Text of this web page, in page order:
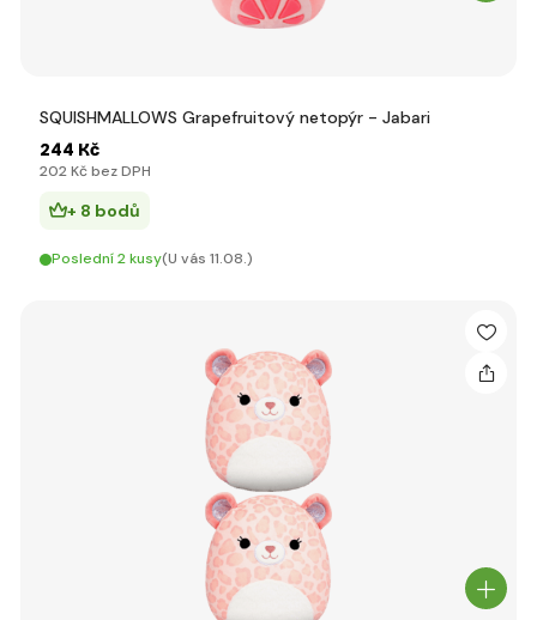
SQUISHMALLOWS Grapefruitový netopýr - Jabari
244 Kč
202 Kč bez DPH
+ 8 bodů
Poslední 2 kusy(U vás 11.08.)